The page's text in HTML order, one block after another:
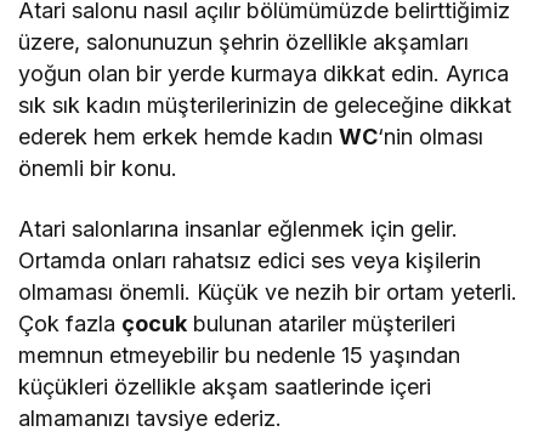
Atari salonu nasıl açılır bölümümüzde belirttiğimiz
üzere, salonunuzun şehrin özellikle akşamları
yoğun olan bir yerde kurmaya dikkat edin. Ayrıca
sık sık kadın müşterilerinizin de geleceğine dikkat
ederek hem erkek hemde kadınWC‘nin olması
önemli bir konu.
Atari salonlarına insanlar eğlenmek için gelir.
Ortamda onları rahatsız edici ses veya kişilerin
olmaması önemli. Küçük ve nezih bir ortam yeterli.
Çok fazla çocuk bulunan atariler müşterileri
memnun etmeyebilir bu nedenle 15 yaşından
küçükleri özellikle akşam saatlerinde içeri
almamanızı tavsiye ederiz.